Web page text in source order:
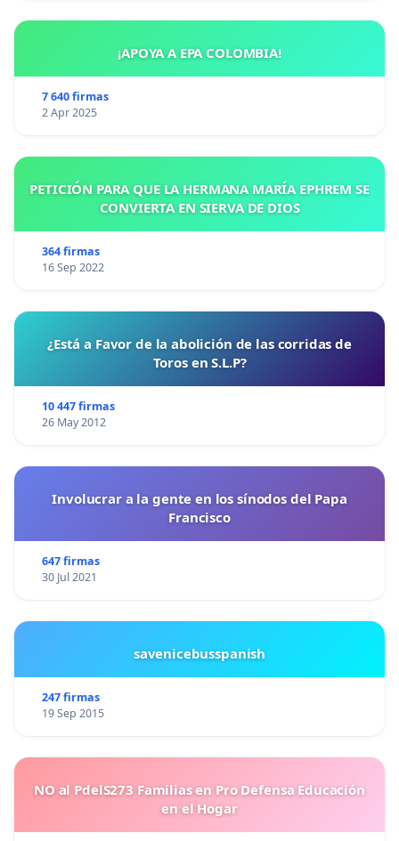
¡APOYA A EPA COLOMBIA!
7 640 firmas
2 Apr 2025
PETICIÓN PARA QUE LA HERMANA MARÍA EPHREM SE
CONVIERTA EN SIERVA DE DIOS
364 firmas
16 Sep 2022
¿Está a Favor de la abolición de las corridas de
Toros en S.L.P?
10 447 firmas
26 May 2012
Involucrar a la gente en los sínodos del Papa
Francisco
647 firmas
30 Jul 2021
savenicebusspanish
247 firmas
19 Sep 2015
NO al PdelS273 Familias en Pro Defensa Educación
en el Hogar